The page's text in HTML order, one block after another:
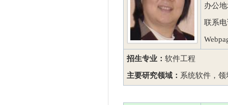
办公
联系
招生专业： 软件工程
主要研究领域： 系统软件，